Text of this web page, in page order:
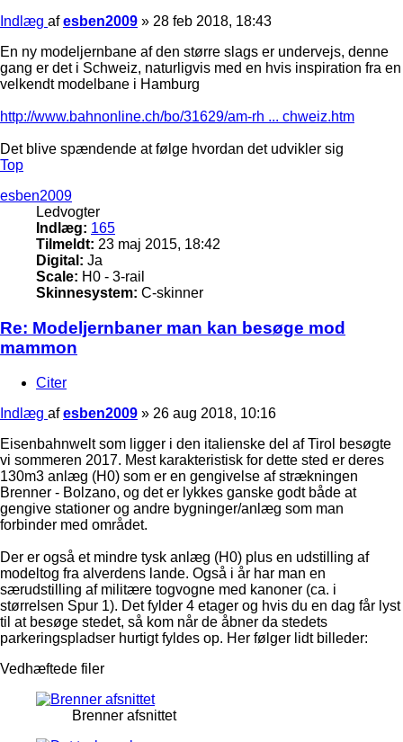
Indlæg afesben2009 » 28 feb 2018, 18:43
En ny modeljernbane af den større slags er undervejs, denne
gang er det i Schweiz, naturligvis med en hvis inspiration fra en
velkendt modelbane i Hamburg
http://www.bahnonline.ch/bo/31629/am-rh ... chweiz.htm
Det blive spændende at følge hvordan det udvikler sig
Top
esben2009
Ledvogter
Indlæg: 165
Tilmeldt: 23 maj 2015, 18:42
Digital: Ja
Scale: H0 - 3-rail
Skinnesystem: C-skinner
Re: Modeljernbaner man kan besøge mod
mammon
Citer
Indlæg afesben2009 » 26 aug 2018, 10:16
Eisenbahnwelt som ligger i den italienske del af Tirol besøgte
vi sommeren 2017. Mest karakteristisk for dette sted er deres
130m3 anlæg (H0) som er en gengivelse af strækningen
Brenner - Bolzano, og det er lykkes ganske godt både at
gengive stationer og andre bygninger/anlæg som man
forbinder med området.
Der er også et mindre tysk anlæg (H0) plus en udstilling af
modeltog fra alverdens lande. Også i år har man en
særudstilling af militære togvogne med kanoner (ca. i
størrelsen Spur 1). Det fylder 4 etager og hvis du en dag får lyst
til at besøge stedet, så kom når de åbner da stedets
parkeringspladser hurtigt fyldes op. Her følger lidt billeder:
Vedhæftede filer
Brenner afsnittet